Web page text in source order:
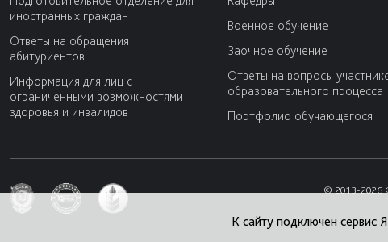
иностранных граждан
Ответы на обращения
абитуриентов
Информация для лиц с
ограниченными возможностями
здоровья и инвалидов
Военное обучение
Заочное обучение
Ответы на вопросы
образовательного процесса
Портфолио обучающегося
© 2013-2026
К сайту подключен сервис